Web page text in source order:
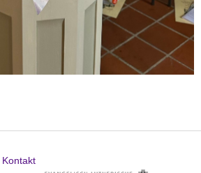
Kontakt